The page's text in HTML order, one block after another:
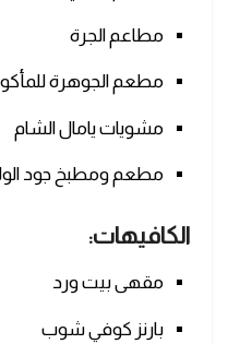
مطاعم الجرة
مطعم الجوهرة
مشويات يامال الشام
مطعم ومطبخ جود
الكافيهات:
مقهى بيت ورد
بارنز كوفي شوب